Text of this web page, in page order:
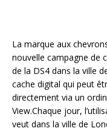
La marque aux
nouvelle campagne de
de la DS4 dans la ville
cache digital qui peut
directement via un
View.Chaque jour,
veut dans la ville de